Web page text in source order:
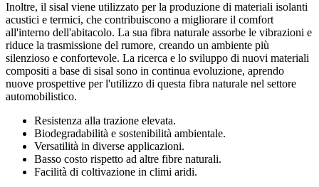
Inoltre, il sisal viene utilizzato per la produzione di materiali isolanti
acustici e termici, che contribuiscono a migliorare il comfort
all'interno dell'abitacolo. La sua fibra naturale assorbe le vibrazioni e
riduce la trasmissione del rumore, creando un ambiente più
silenzioso e confortevole. La ricerca e lo sviluppo di nuovi materiali
compositi a base di sisal sono in continua evoluzione, aprendo
nuove prospettive per l'utilizzo di questa fibra naturale nel settore
automobilistico.
Resistenza alla trazione elevata.
Biodegradabilità e sostenibilità ambientale.
Versatilità in diverse applicazioni.
Basso costo rispetto ad altre fibre naturali.
Facilità di coltivazione in climi aridi.